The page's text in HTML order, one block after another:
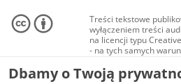
Treści tekstowe
wyłączeniem treści
na licencji typu
- na tych samych
Materiały
audio i wideo, są
Dbamy o Twoją